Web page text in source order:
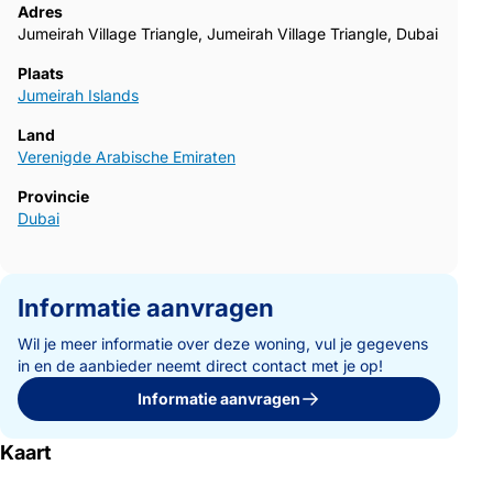
Adres
Jumeirah Village Triangle, Jumeirah Village Triangle, Dubai
Plaats
Jumeirah Islands
Land
Verenigde Arabische Emiraten
Provincie
Dubai
Informatie aanvragen
Wil je meer informatie over deze woning, vul je gegevens
in en de aanbieder neemt direct contact met je op!
Informatie aanvragen
Kaart